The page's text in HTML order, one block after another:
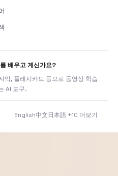
배우고 계신가요?
막, 플래시카드 등으로 동영상 학습
AI 도구.
English中文 日本語 +10 더보기